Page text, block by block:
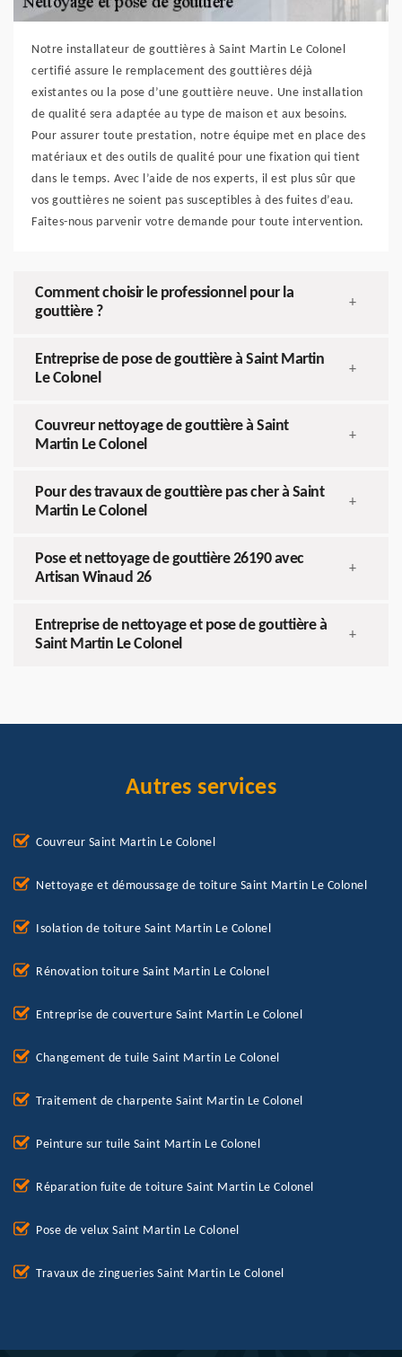
Notre installateur de gouttières à Saint Martin Le Colonel
certifié assure le remplacement des gouttières déjà
existantes ou la pose d’une gouttière neuve. Une installation
de qualité sera adaptée au type de maison et aux besoins.
Pour assurer toute prestation, notre équipe met en place des
matériaux et des outils de qualité pour une fixation qui tient
dans le temps. Avec l’aide de nos experts, il est plus sûr que
vos gouttières ne soient pas susceptibles à des fuites d’eau.
Faites-nous parvenir votre demande pour toute intervention.
Comment choisir le professionnel pour la
gouttière ?
+
Entreprise de pose de gouttière à Saint Martin
Le Colonel
+
Couvreur nettoyage de gouttière à Saint
Martin Le Colonel
+
Pour des travaux de gouttière pas cher à Saint
Martin Le Colonel
+
Pose et nettoyage de gouttière 26190 avec
Artisan Winaud 26
+
Entreprise de nettoyage et pose de gouttière à
Saint Martin Le Colonel
+
Autres services
Couvreur Saint Martin Le Colonel
Nettoyage et démoussage de toiture Saint Martin Le Colonel
Isolation de toiture Saint Martin Le Colonel
Rénovation toiture Saint Martin Le Colonel
Entreprise de couverture Saint Martin Le Colonel
Changement de tuile Saint Martin Le Colonel
Traitement de charpente Saint Martin Le Colonel
Peinture sur tuile Saint Martin Le Colonel
Réparation fuite de toiture Saint Martin Le Colonel
Pose de velux Saint Martin Le Colonel
Travaux de zingueries Saint Martin Le Colonel